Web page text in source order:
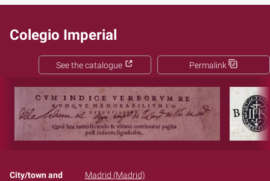
Colegio Imperial
Permalink
See the catalogue
City/town and
Madrid (Madrid)